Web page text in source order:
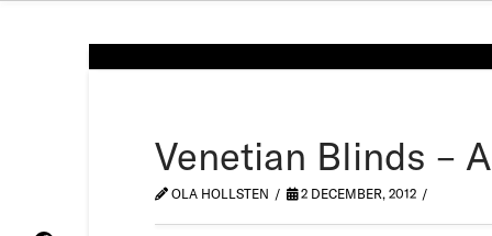
Venetian Blinds –
OLA HOLLSTEN 2 DECEMBER, 2012